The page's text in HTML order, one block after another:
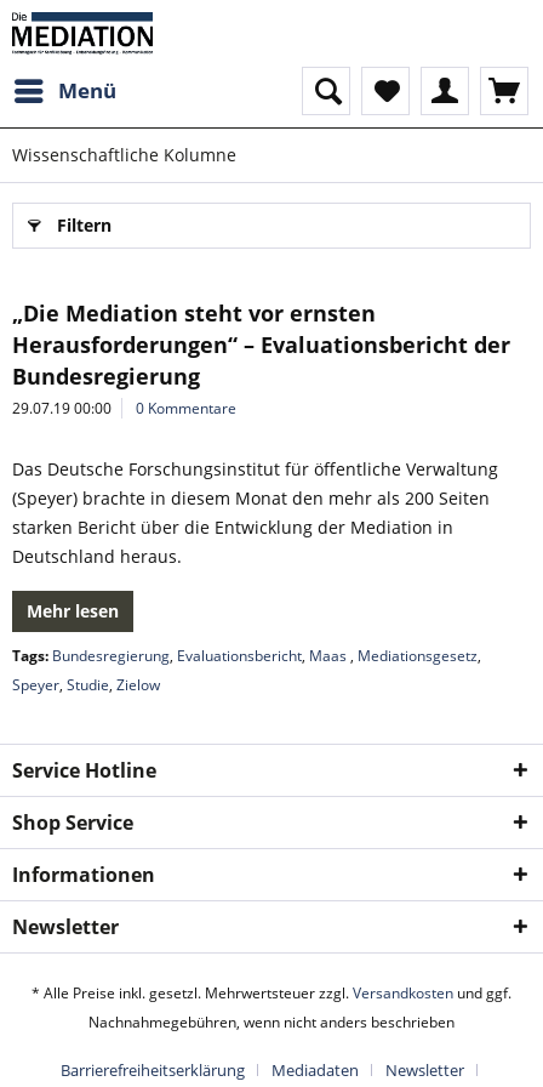
Menü
Wissenschaftliche Kolumne
Filtern
„Die Mediation steht vor ernsten
Herausforderungen“ – Evaluationsbericht der
Bundesregierung
29.07.19 00:00 0 Kommentare
Das Deutsche Forschungsinstitut für öffentliche Verwaltung
(Speyer) brachte in diesem Monat den mehr als 200 Seiten
starken Bericht über die Entwicklung der Mediation in
Deutschland heraus.
Mehr lesen
Tags: Bundesregierung, Evaluationsbericht, Maas, Mediationsgesetz,
Speyer, Studie, Zielow
Service Hotline
Shop Service
Informationen
Newsletter
* Alle Preise inkl. gesetzl. Mehrwertsteuer zzgl.Versandkosten und ggf.
Nachnahmegebühren, wenn nicht anders beschrieben
Barrierefreiheitserklärung Mediadaten Newsletter